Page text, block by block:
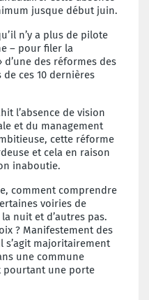
jusque début juin.
n’y a plus de pilote
– pour filer la
des réformes des
ces 10 dernières
l’absence de vision
et du management
cette réforme
et cela en raison
inaboutie.
comment comprendre
voiries de
nuit et d’autres pas.
? Manifestement des
s’agit majoritairement
une commune
pourtant une porte